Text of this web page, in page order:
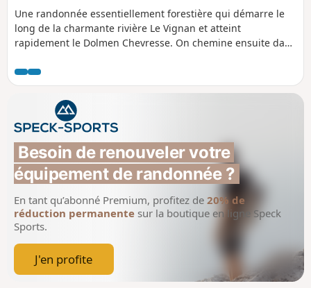
Une randonnée essentiellement forestière qui démarre le
long de la charmante rivière Le Vignan et atteint
rapidement le Dolmen Chevresse. On chemine ensuite dans
plus représentés que les chênes qui, autrefois, ont donné
son nom à ce massif.
Besoin de renouveler votre
équipement de randonnée ?
En tant qu’abonné Premium, profitez de 20% de
réduction permanente sur la boutique en ligne Speck
Sports.
J'en profite